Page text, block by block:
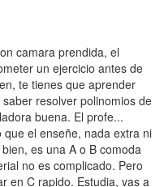
camara prendida, el
un ejercicio antes de
te tienes que aprender
resolver polinomios de
buena. El profe...
el enseñe, nada extra ni
es una A o B comoda
no es complicado. Pero
en C rapido. Estudia, vas a